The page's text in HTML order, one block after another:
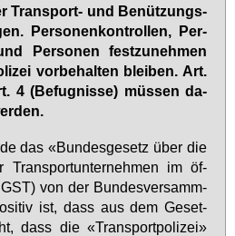
Trans­port- und Be­nüt­zungs­
Per­so­nen­kon­trol­len, Per­
Per­so­nen fest­zu­neh­men
vor­be­hal­ten blei­ben. Art.
4 (Be­fug­nis­se) müs­sen da­
das «Bun­des­ge­setz über die
Trans­port­un­ter­neh­men im öf­
von der Bun­des­ver­samm­
ist, dass aus dem Ge­set­
dass die «Trans­port­po­li­zei»